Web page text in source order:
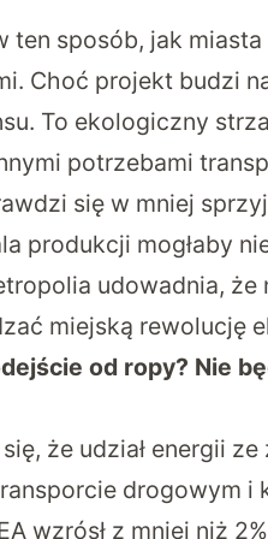
ten sposób, jak
Choć projekt budzi
To ekologiczny
potrzebami
się w mniej
produkcji mogłaby
udowadnia,
miejską rewolucję
od ropy? Nie
że udział energii
drogowym i
wzrósł z mniej niż